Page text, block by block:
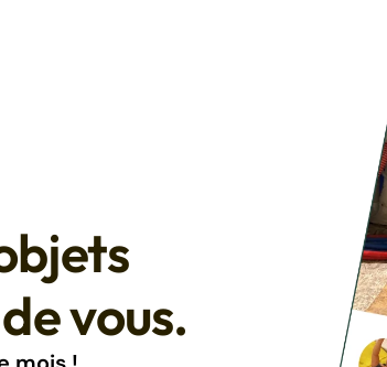
vous.